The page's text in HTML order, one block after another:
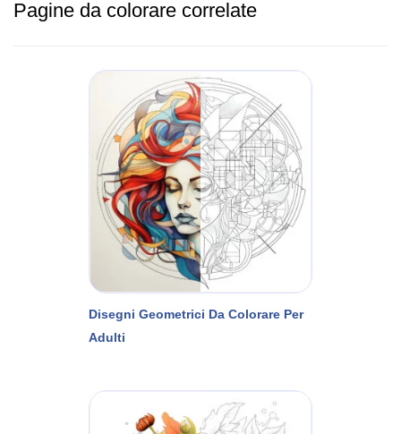
Pagine da colorare correlate
Disegni Geometrici Da Colorare Per
Adulti